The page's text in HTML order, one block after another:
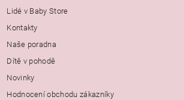
Lidé v Baby Store
Kontakty
Naše poradna
Dítě v pohodě
Novinky
Hodnocení obchodu zákazníky